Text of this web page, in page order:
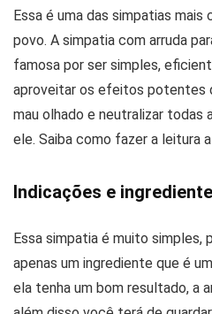
Essa é uma das simpatias
povo. A simpatia com arruda
famosa por ser simples,
aproveitar os efeitos potentes
mau olhado e neutralizar todas
ele. Saiba como fazer a leitura
Indicações e
Essa simpatia é muito simples,
apenas um ingrediente que é
ela tenha um bom resultado, a